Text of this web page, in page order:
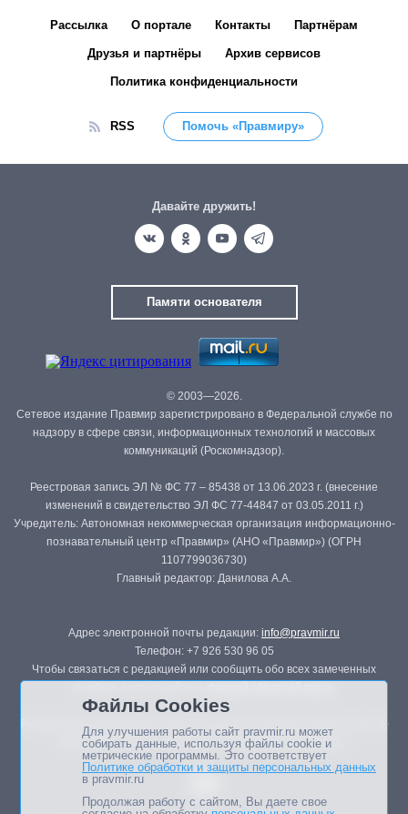
Рассылка О портале Контакты Партнёрам
Друзья и партнёры Архив сервисов
Политика конфиденциальности
RSS Помочь «Правмиру»
Давайте дружить!
Памяти основателя
© 2003—2026.
Сетевое издание Правмир зарегистрировано в Федеральной службе по
надзору в сфере связи, информационных технологий и массовых
коммуникаций (Роскомнадзор).
Реестровая запись ЭЛ № ФС 77 – 85438 от 13.06.2023 г. (внесение
изменений в свидетельство ЭЛ ФС 77-44847 от 03.05.2011 г.)
Учредитель: Автономная некоммерческая организация информационно-
познавательный центр «Правмир» (АНО «Правмир») (ОГРН
1107799036730)
Главный редактор: Данилова А.А.
Адрес электронной почты редакции: info@pravmir.ru
Телефон: +7 926 530 96 05
Чтобы связаться с редакцией или сообщить обо всех замеченных
Републикация материалов сайта в печатных изданиях (книгах, прессе)
возможна только с письменного разрешения редакции.
Файлы Cookies
Для улучшения работы сайт pravmir.ru может
собирать данные, используя файлы cookie и
метрические программы. Это соответствует
Политике обработки и защиты персональных данных
в pravmir.ru
Продолжая работу с сайтом, Вы даете свое